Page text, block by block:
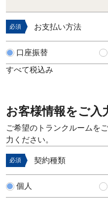
必須 お支払い方法
口座振替
すべて税込み
お客様情報をご入
ご希望のトランクルームを
力ください。
必須 契約種類
個人